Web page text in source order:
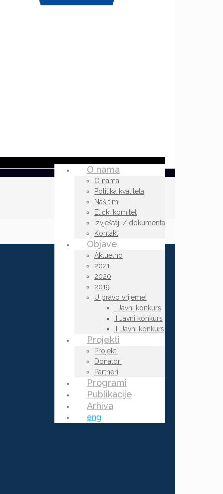
O nama
O nama
Politika kvaliteta
Naš tim
Etički komitet
Izvještaji / dokumenta
Kontakt
Objave
Aktuelno
2021
2020
2019
U pravo vrijeme!
I Javni konkurs
II Javni konkurs
III Javni konkurs
Projekti
Projekti
Donatori
Partneri
Programi
Publikacije
Arhiva
eng